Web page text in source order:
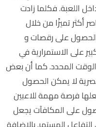
اللعبة. فكلما زادت
أكثر تميزًا من خلال
الحصول على رقصات و
على الاستمرارية في
المحدد. كما أن بعض
لا يمكن الحصول
فرصة مهمة للاعبين
على المكافآت يجعل